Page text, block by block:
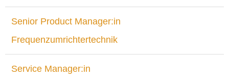
Senior Product Manager:in
Frequenzumrichtertechnik
Service Manager:in